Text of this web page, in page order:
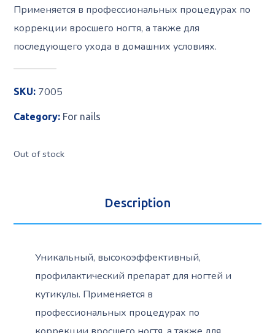
Применяется в профессиональных процедурах по
коррекции вросшего ногтя, а также для
последующего ухода в домашних условиях.
SKU: 7005
Category: For nails
Out of stock
Description
Уникальный, высокоэффективный,
профилактический препарат для ногтей и
кутикулы. Применяется в
профессиональных процедурах по